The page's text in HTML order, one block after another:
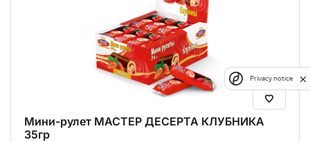
Мини-рулет МАСТЕР ДЕСЕРТА КЛУБНИКА
35гр
Privacy notice